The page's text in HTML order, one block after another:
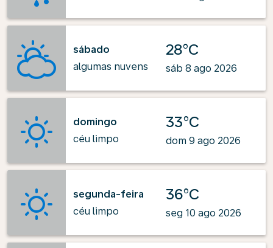
sábado
algumas nuvens
28°C
sáb 8 ago 2026
domingo
céu limpo
33°C
dom 9 ago 2026
segunda-feira
céu limpo
36°C
seg 10 ago 2026